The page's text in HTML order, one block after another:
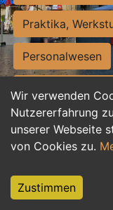
Wir verwenden
Nutzererfahrung
unserer Webseite
von Cookies zu.
Zustimmen
Praktika,
Personalwesen
Hilfskräfte,
Einkauf,
Weiterbildung,
Tourismus